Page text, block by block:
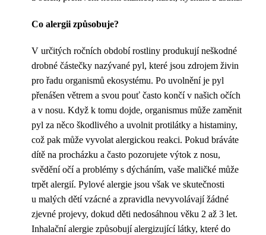
Co alergii způsobuje?
V určitých ročních období rostliny produkují neškodné
drobné částečky nazývané pyl, které jsou zdrojem živin
pro řadu organismů ekosystému. Po uvolnění je pyl
přenášen větrem a svou pouť často končí v našich očích
a v nosu. Když k tomu dojde, organismus může zaměnit
pyl za něco škodlivého a uvolnit protilátky a histaminy,
což pak může vyvolat alergickou reakci. Pokud bráváte
dítě na procházku a často pozorujete výtok z nosu,
svědění očí a problémy s dýcháním, vaše maličké může
trpět alergií. Pylové alergie jsou však ve skutečnosti
u malých dětí vzácné a zpravidla nevyvolávají žádné
zjevné projevy, dokud děti nedosáhnou věku 2 až 3 let.
Inhalační alergie způsobují alergizující látky, které do